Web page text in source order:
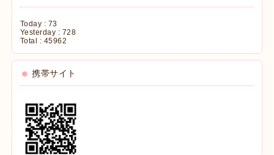
Today : 73
Yesterday : 728
Total : 45962
携帯サイト